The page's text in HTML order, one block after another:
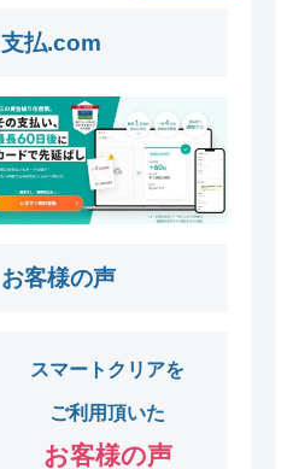
支払.com
お客様の声
スマートクリアを
ご利用頂いた
お客様の声